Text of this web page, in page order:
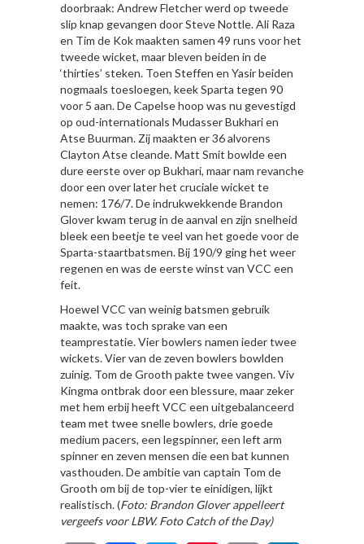
doorbraak: Andrew Fletcher werd op tweede
slip knap gevangen door Steve Nottle. Ali Raza
en Tim de Kok maakten samen 49 runs voor het
tweede wicket, maar bleven beiden in de
‘thirties’ steken. Toen Steffen en Yasir beiden
nogmaals toesloegen, keek Sparta tegen 90
voor 5 aan. De Capelse hoop was nu gevestigd
op oud-internationals Mudasser Bukhari en
Atse Buurman. Zij maakten er 36 alvorens
Clayton Atse cleande. Matt Smit bowlde een
dure eerste over op Bukhari, maar nam revanche
door een over later het cruciale wicket te
nemen: 176/7. De indrukwekkende Brandon
Glover kwam terug in de aanval en zijn snelheid
bleek een beetje te veel van het goede voor de
Sparta-staartbatsmen. Bij 190/9 ging het weer
regenen en was de eerste winst van VCC een
feit.
Hoewel VCC van weinig batsmen gebruik
maakte, was toch sprake van een
teamprestatie. Vier bowlers namen ieder twee
wickets. Vier van de zeven bowlers bowlden
zuinig. Tom de Grooth pakte twee vangen. Viv
Kingma ontbrak door een blessure, maar zeker
met hem erbij heeft VCC een uitgebalanceerd
team met twee snelle bowlers, drie goede
medium pacers, een legspinner, een left arm
spinner en zeven mensen die een bat kunnen
vasthouden. De ambitie van captain Tom de
Grooth om bij de top-vier te einidigen, lijkt
realistisch. (Foto: Brandon Glover appelleert
vergeefs voor LBW. Foto Catch of the Day)